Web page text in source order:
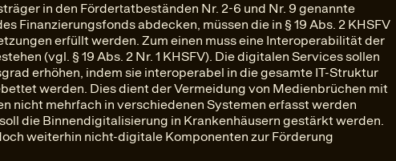
in den Fördertatbeständen Nr. 2-6 und Nr. 9 genannte
Finanzierungsfonds abdecken, müssen die in § 19 Abs. 2 KHSFV
erfüllt werden. Zum einen muss eine Interoperabilität der
(vgl. § 19 Abs. 2 Nr. 1 KHSFV). Die digitalen Services sollen
erhöhen, indem sie interoperabel in die gesamte IT-Struktur
werden. Dies dient der Vermeidung von Medienbrüchen mit
nicht mehrfach in verschiedenen Systemen erfasst werden
die Binnendigitalisierung in Krankenhäusern gestärkt werden.
weiterhin nicht-digitale Komponenten zur Förderung